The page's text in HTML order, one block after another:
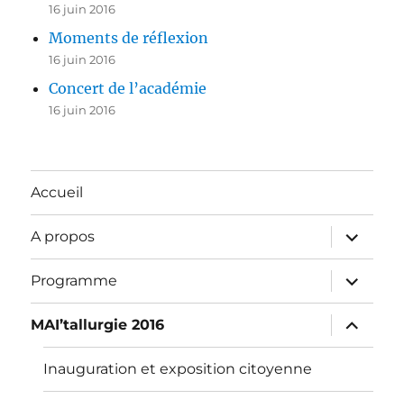
16 juin 2016
Moments de réflexion
16 juin 2016
Concert de l’académie
16 juin 2016
Accueil
A propos
ouvrir
le
sous-
menu
Programme
ouvrir
le
sous-
menu
MAI’tallurgie 2016
ouvrir
le
sous-
Inauguration et exposition citoyenne